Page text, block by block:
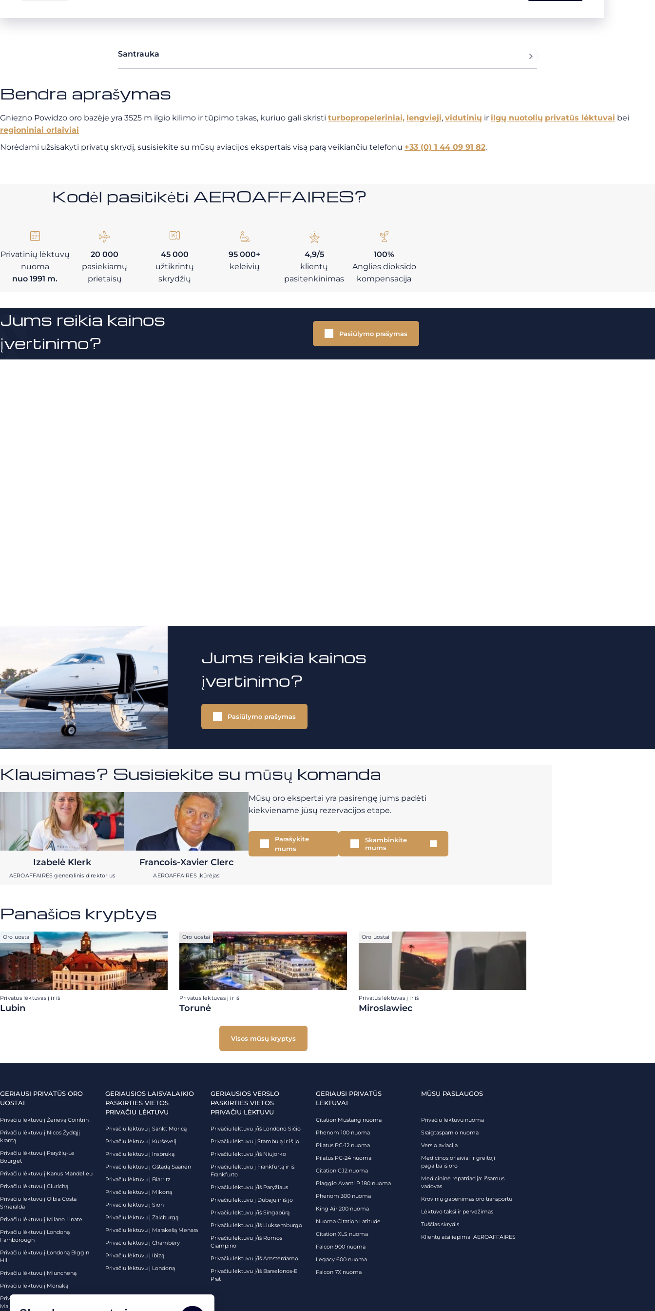
Santrauka
Bendra aprašymas
Gniezno Powidzo oro bazėje yra 3525 m ilgio kilimo ir tūpimo takas, kuriuo gali skristi turbopropeleriniai, lengvieji, vidutinių ir ilgų nuotolių privatūs lėktuvai bei
regioniniai orlaiviai
Norėdami užsisakyti privatų skrydį, susisiekite su mūsų aviacijos ekspertais visą parą veikiančiu telefonu +33 (0) 1 44 09 91 82.
Kodėl pasitikėti AEROAFFAIRES?
Privatinių lėktuvų
nuoma
nuo 1991 m.
20 000
pasiekiamų
prietaisų
45 000
užtikrintų
skrydžių
95 000+
keleivių
4,9/5
klientų
pasitenkinimas
100%
Anglies dioksido
kompensacija
Jums reikia kainos
įvertinimo?
Pasiūlymo prašymas
Jums reikia kainos
įvertinimo?
Pasiūlymo prašymas
Klausimas? Susisiekite su mūsų komanda
Izabelė Klerk
AEROAFFAIRES generalinis direktorius
Francois-Xavier Clerc
AEROAFFAIRES įkūrėjas
Mūsų oro ekspertai yra pasirengę jums padėti
kiekviename jūsų rezervacijos etape.
Parašykite
mums
Skambinkite
mums
Panašios kryptys
Oro uostai
Privatus lėktuvas į ir iš
Lubin
Oro uostai
Privatus lėktuvas į ir iš
Torunė
Oro uostai
Privatus lėktuvas į ir iš
Miroslawiec
Visos mūsų kryptys
GERIAUSI PRIVATŪS ORO
UOSTAI
Privačiu lėktuvu į Ženevą Cointrin
Privačiu lėktuvu į Nicos Žydrąjį
krantą
Privačiu lėktuvu į Paryžių-Le
Bourget
Privačiu lėktuvu į Kanus Mandelieu
Privačiu lėktuvu į Ciurichą
Privačiu lėktuvu į Olbia Costa
Smeralda
Privačiu lėktuvu į Milano Linate
Privačiu lėktuvu į Londoną
Farnborough
Privačiu lėktuvu į Londoną Biggin
Hill
Privačiu lėktuvu į Miuncheną
Privačiu lėktuvu į Monaką
Privačiu lėktuvu į Palma de
Maljorką
GERIAUSIOS LAISVALAIKIO
PASKIRTIES VIETOS
PRIVAČIU LĖKTUVU
Privačiu lėktuvu į Sankt Moricą
Privačiu lėktuvu į Kurševelį
Privačiu lėktuvu į Insbruką
Privačiu lėktuvu į Gštadą Saanen
Privačiu lėktuvu į Biarritz
Privačiu lėktuvu į Mikoną
Privačiu lėktuvu į Sion
Privačiu lėktuvu į Zalcburgą
Privačiu lėktuvu į Marakešą Menara
Privačiu lėktuvu į Chambéry
Privačiu lėktuvu į Ibizą
Privačiu lėktuvu į Londoną
GERIAUSIOS VERSLO
PASKIRTIES VIETOS
PRIVAČIU LĖKTUVU
Privačiu lėktuvu į/iš Londono Sičio
Privačiu lėktuvu į Stambulą ir iš jo
Privačiu lėktuvu į/iš Niujorko
Privačiu lėktuvu į Frankfurtą ir iš
Frankfurto
Privačiu lėktuvu į/iš Paryžiaus
Privačiu lėktuvu į Dubajų ir iš jo
Privačiu lėktuvu į/iš Singapūrą
Privačiu lėktuvu į/iš Liuksemburgo
Privačiu lėktuvu į/iš Romos
Ciampino
Privačiu lėktuvu į/iš Amsterdamo
Privačiu lėktuvu į/iš Barselonos-El
Prat
GERIAUSI PRIVATŪS
LĖKTUVAI
Citation Mustang nuoma
Phenom 100 nuoma
Pilatus PC-12 nuoma
Pilatus PC-24 nuoma
Citation CJ2 nuoma
Piaggio Avanti P 180 nuoma
Phenom 300 nuoma
King Air 200 nuoma
Nuoma Citation Latitude
Citation XLS nuoma
Falcon 900 nuoma
Legacy 600 nuoma
Falcon 7X nuoma
MŪSŲ PASLAUGOS
Privačiu lėktuvu nuoma
Sraigtasparnio nuoma
Verslo aviacija
Medicinos orlaiviai ir greitoji
pagalba iš oro
Medicininė repatriacija: išsamus
vadovas
Krovinių gabenimas oro transportu
Lėktuvo taksi ir pervežimas
Tuščias skrydis
Klientų atsiliepimai AEROAFFAIRES